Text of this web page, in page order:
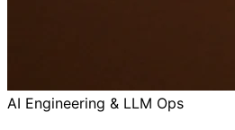
AI Engineering & LLM Ops